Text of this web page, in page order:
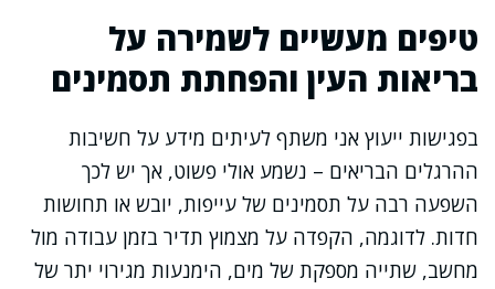
טיפים מעשיים לשמירה על
בריאות העין והפחתת תסמינים
בפגישות ייעוץ אני משתף לעיתים מידע על חשיבות
ההרגלים הבריאים – נשמע אולי פשוט, אך יש לכך
השפעה רבה על תסמינים של עייפות, יובש או תחושות
חדות. לדוגמה, הקפדה על מצמוץ תדיר בזמן עבודה מול
מחשב, שתייה מספקת של מים, הימנעות מגירוי יתר של